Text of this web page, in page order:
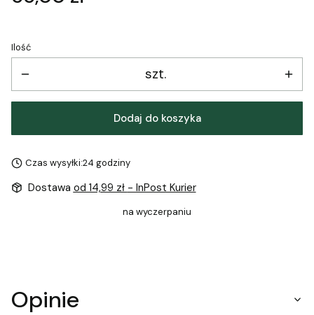
Ilość
szt.
Dodaj do koszyka
Czas wysyłki:24 godziny
Dostawa od 14,99 zł - InPost Kurier
na wyczerpaniu
Opinie